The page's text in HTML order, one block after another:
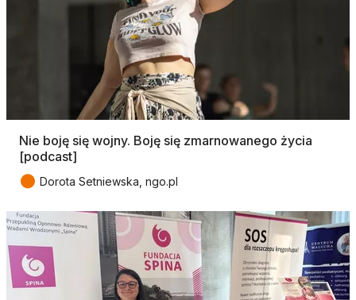
Nie boję się wojny. Boję się zmarnowanego życia
[podcast]
● Dorota Setniewska, ngo.pl